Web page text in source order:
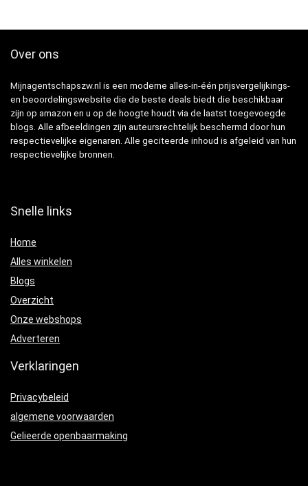
Over ons
Mijnagentschapszw.nl is een moderne alles-in-één prijsvergelijkings-
en beoordelingswebsite die de beste deals biedt die beschikbaar
zijn op amazon en u op de hoogte houdt via de laatst toegevoegde
blogs. Alle afbeeldingen zijn auteursrechtelijk beschermd door hun
respectievelijke eigenaren. Alle geciteerde inhoud is afgeleid van hun
respectievelijke bronnen.
Snelle links
Home
Alles winkelen
Blogs
Overzicht
Onze webshops
Adverteren
Verklaringen
Privacybeleid
algemene voorwaarden
Gelieerde openbaarmaking